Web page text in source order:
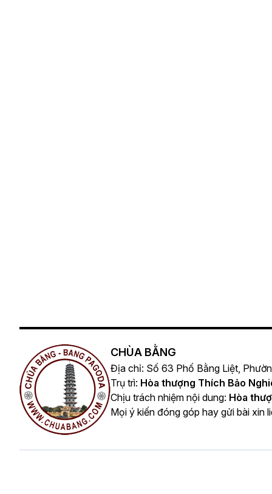
CHÙA BẰNG
Địa chỉ: Số 63 Phố Bằng Liệt,
Trụ trì: Hòa thượng Thích Bảo
Chịu trách nhiệm nội dung: Hòa
Mọi ý kiến đóng góp hay gửi bài xin